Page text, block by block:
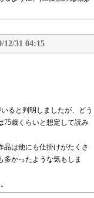
12/31 04:15
ると判明しましたが、どう
75歳くらいと想定して読み
品は他にも仕掛けがたくさ
かったような気もしま